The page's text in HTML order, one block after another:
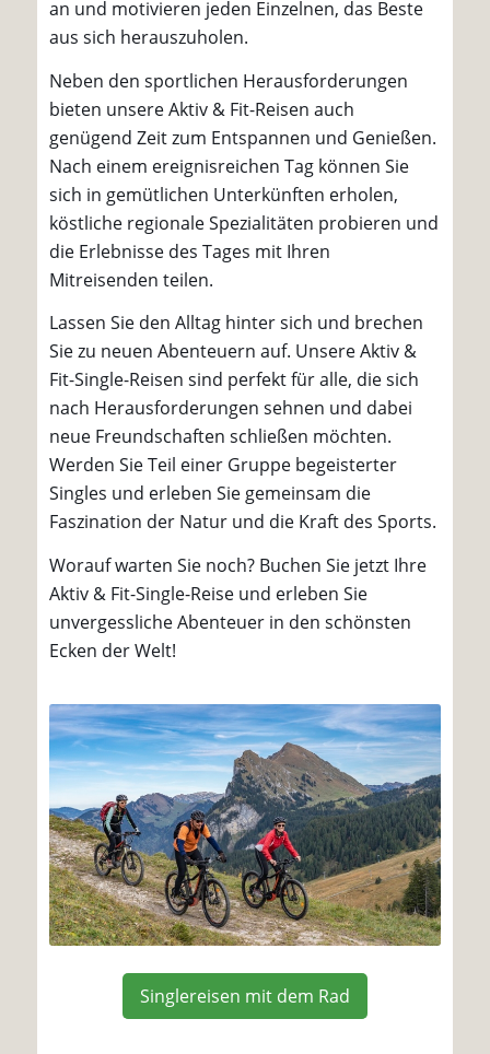
an und motivieren jeden Einzelnen, das Beste
aus sich herauszuholen.
Neben den sportlichen Herausforderungen
bieten unsere Aktiv & Fit-Reisen auch
genügend Zeit zum Entspannen und Genießen.
Nach einem ereignisreichen Tag können Sie
sich in gemütlichen Unterkünften erholen,
köstliche regionale Spezialitäten probieren und
die Erlebnisse des Tages mit Ihren
Mitreisenden teilen.
Lassen Sie den Alltag hinter sich und brechen
Sie zu neuen Abenteuern auf. Unsere Aktiv &
Fit-Single-Reisen sind perfekt für alle, die sich
nach Herausforderungen sehnen und dabei
neue Freundschaften schließen möchten.
Werden Sie Teil einer Gruppe begeisterter
Singles und erleben Sie gemeinsam die
Faszination der Natur und die Kraft des Sports.
Worauf warten Sie noch? Buchen Sie jetzt Ihre
Aktiv & Fit-Single-Reise und erleben Sie
unvergessliche Abenteuer in den schönsten
Ecken der Welt!
Singlereisen mit dem Rad